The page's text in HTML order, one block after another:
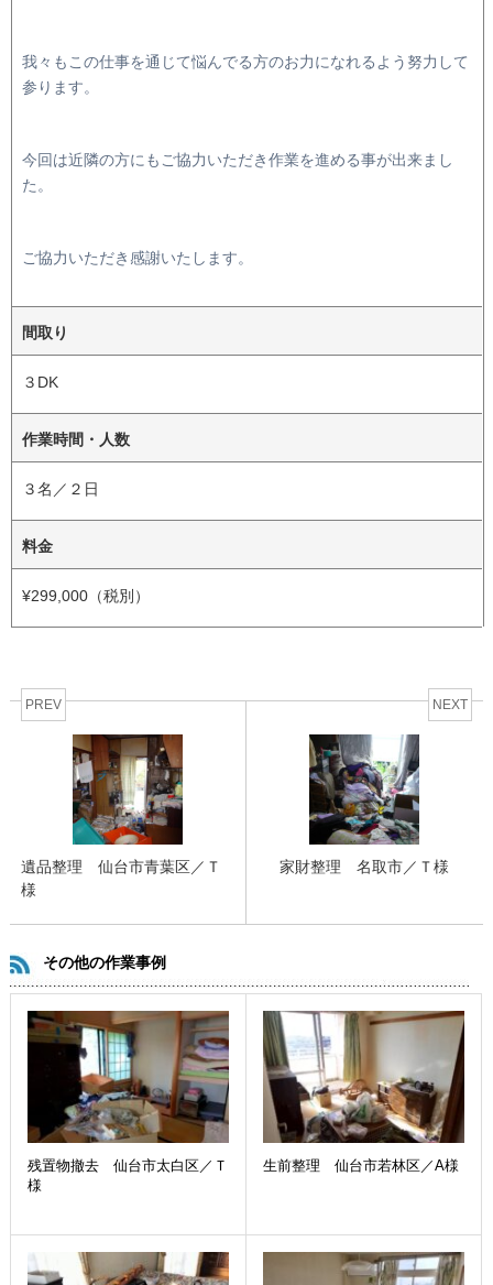
我々もこの仕事を通じて悩んでる方のお力になれるよう努力して
参ります。
今回は近隣の方にもご協力いただき作業を進める事が出来まし
た。
ご協力いただき感謝いたします。
間取り
３DK
作業時間・人数
３名／２日
料金
¥299,000（税別）
PREV
遺品整理 仙台市青葉区／Ｔ
様
NEXT
家財整理 名取市／Ｔ様
その他の作業事例
残置物撤去 仙台市太白区／Ｔ
様
生前整理 仙台市若林区／A様